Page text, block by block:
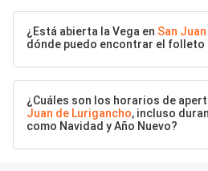
¿Está abierta la Vega en San
dónde puedo encontrar el
¿Cuáles son los horarios de
Juan de Lurigancho, incluso
como Navidad y Año Nuevo?